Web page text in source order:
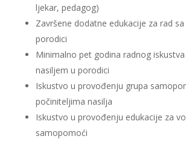
ljekar, pedagog)
Završene dodatne edukacije za rad
porodici
Minimalno pet godina radnog
nasiljem u porodici
Iskustvo u provođenju grupa
počiniteljima nasilja
Iskustvo u provođenju edukacije za
samopomoći